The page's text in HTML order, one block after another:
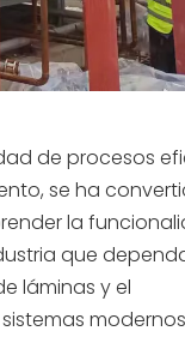
de procesos
se ha
la
que
láminas y el